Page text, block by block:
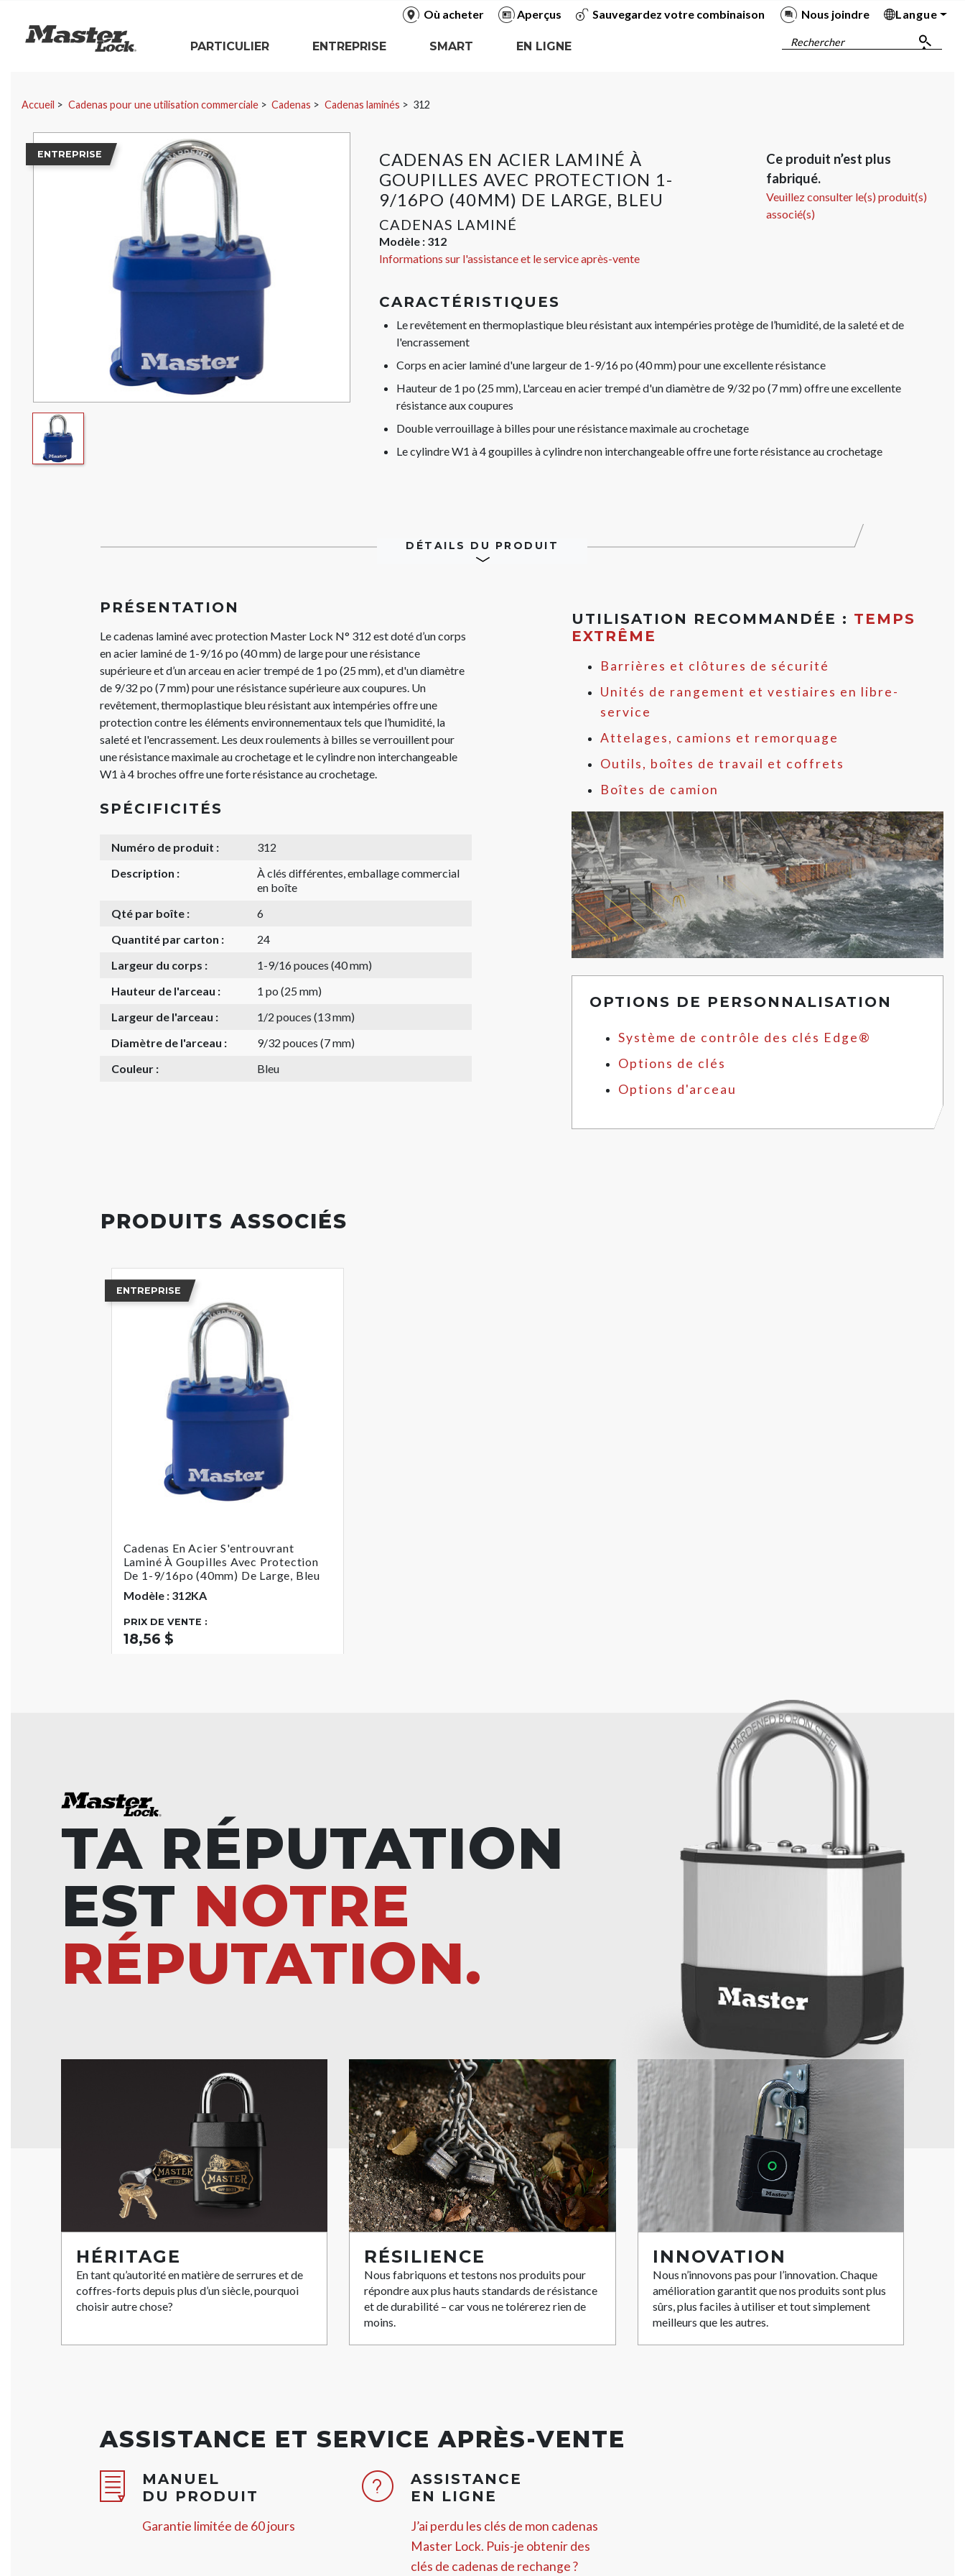
Où acheter Aperçus Sauvegardez votre combinaison Nous joindre
Langue
Master Lock
Rechercher
PARTICULIER
ENTREPRISE
SMART
EN LIGNE
Accueil Cadenas pour une utilisation commerciale Cadenas Cadenas laminés 312
CADENAS EN ACIER LAMINÉ À
GOUPILLES AVEC PROTECTION 1-
9/16PO (40MM) DE LARGE, BLEU
CADENAS LAMINÉ
Modèle : 312
Informations sur l'assistance et le service après-vente
ENTREPRISE
Ce produit n’est plus
fabriqué.
Veuillez consulter le(s) produit(s)
associé(s)
CARACTÉRISTIQUES
Le revêtement en thermoplastique bleu résistant aux intempéries protège de l’humidité, de la saleté et de
l'encrassement
Corps en acier laminé d'une largeur de 1-9/16 po (40 mm) pour une excellente résistance
Hauteur de 1 po (25 mm), L'arceau en acier trempé d'un diamètre de 9/32 po (7 mm) offre une excellente
résistance aux coupures
Double verrouillage à billes pour une résistance maximale au crochetage
Le cylindre W1 à 4 goupilles à cylindre non interchangeable offre une forte résistance au crochetage
DÉTAILS DU PRODUIT
PRÉSENTATION
Le cadenas laminé avec protection Master Lock N° 312 est doté d’un corps
en acier laminé de 1-9/16 po (40 mm) de large pour une résistance
supérieure et d’un arceau en acier trempé de 1 po (25 mm), et d'un diamètre
de 9/32 po (7 mm) pour une résistance supérieure aux coupures. Un
revêtement, thermoplastique bleu résistant aux intempéries offre une
protection contre les éléments environnementaux tels que l’humidité, la
saleté et l'encrassement. Les deux roulements à billes se verrouillent pour
une résistance maximale au crochetage et le cylindre non interchangeable
W1 à 4 broches offre une forte résistance au crochetage.
SPÉCIFICITÉS
Numéro de produit :
312
Description :
À clés différentes, emballage commercial
en boîte
Qté par boîte :
6
Quantité par carton :
24
Largeur du corps :
1-9/16 pouces (40 mm)
Hauteur de l'arceau :
1 po (25 mm)
Largeur de l'arceau :
1/2 pouces (13 mm)
Diamètre de l'arceau :
9/32 pouces (7 mm)
Couleur :
Bleu
UTILISATION RECOMMANDÉE : TEMPS
EXTRÊME
Barrières et clôtures de sécurité
Unités de rangement et vestiaires en libre-
service
Attelages, camions et remorquage
Outils, boîtes de travail et coffrets
Boîtes de camion
OPTIONS DE PERSONNALISATION
Système de contrôle des clés Edge®
Options de clés
Options d'arceau
PRODUITS ASSOCIÉS
ENTREPRISE
Cadenas En Acier S'entrouvrant
Laminé À Goupilles Avec Protection
De 1-9/16po (40mm) De Large, Bleu
Modèle : 312KA
PRIX DE VENTE :
18,56 $
TA RÉPUTATION
EST NOTRE
RÉPUTATION.
HÉRITAGE
En tant qu’autorité en matière de serrures et de
coffres-forts depuis plus d’un siècle, pourquoi
choisir autre chose?
RÉSILIENCE
Nous fabriquons et testons nos produits pour
répondre aux plus hauts standards de résistance
et de durabilité – car vous ne tolérerez rien de
moins.
INNOVATION
Nous n’innovons pas pour l’innovation. Chaque
amélioration garantit que nos produits sont plus
sûrs, plus faciles à utiliser et tout simplement
meilleurs que les autres.
ASSISTANCE ET SERVICE APRÈS-VENTE
MANUEL
DU PRODUIT
Garantie limitée de 60 jours
ASSISTANCE
EN LIGNE
J’ai perdu les clés de mon cadenas
Master Lock. Puis-je obtenir des
clés de cadenas de rechange ?